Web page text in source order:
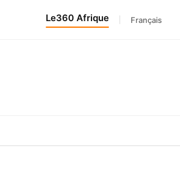
Le360 Afrique Français